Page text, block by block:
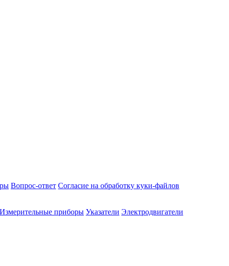
Вопрос-ответ Согласие на обработку куки-файлов
Измерительные приборы Указатели Электродвигатели